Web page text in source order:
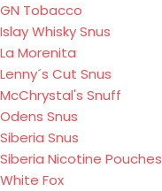
GN Tobacco
Islay Whisky Snus
La Morenita
Lenny´s Cut Snus
McChrystal's Snuff
Odens Snus
Siberia Snus
Siberia Nicotine Pouches
White Fox